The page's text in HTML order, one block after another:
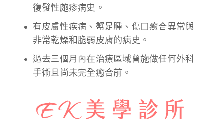
復發性皰疹病史。
有皮膚性疾病、蟹足腫、傷口癒合異常與
非常乾燥和脆弱皮膚的病史。
過去三個月內在治療區域曾施做任何外科
手術且尚未完全癒合前。